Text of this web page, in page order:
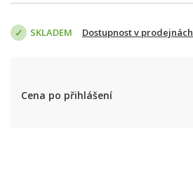
SKLADEM Dostupnost v prodejnách
Cena po přihlášení